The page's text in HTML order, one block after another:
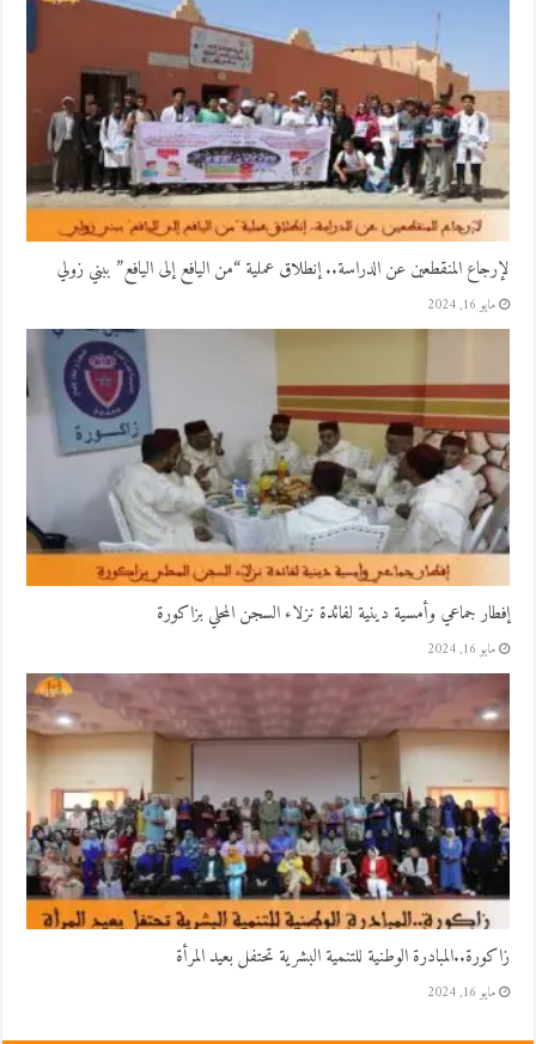
لإرجاع المنقطعين عن الدراسة.. إنطلاق عملية “من اليافع إلى اليافع” ببني زولي
مايو 16, 2024
إفطار جماعي وأمسية دينية لفائدة نزلاء السجن المحلي بزاكورة
مايو 16, 2024
زاكورة..المبادرة الوطنية للتنمية البشرية تحتفل بعيد المرأة
مايو 16, 2024